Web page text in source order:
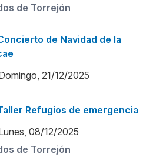
de Torrejón
de Navidad de la
21/12/2025
Refugios de emergencia
08/12/2025
de Torrejón